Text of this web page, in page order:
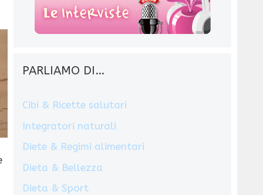
PARLIAMO DI…
Cibi & Ricette salutari
Integratori naturali
Diete & Regimi alimentari
Dieta & Bellezza
Dieta & Sport